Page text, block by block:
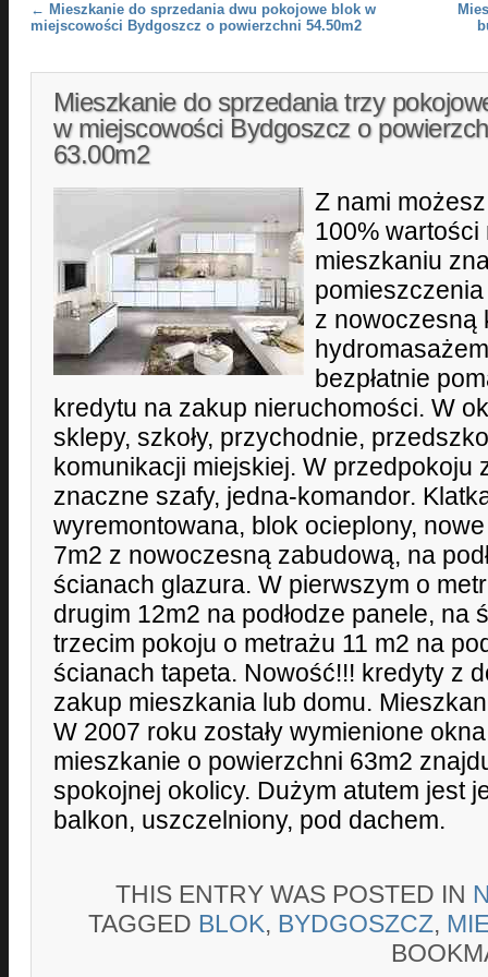
Post navigation
← Mieszkanie do sprzedania dwu pokojowe blok w
miejscowości Bydgoszcz o powierzchni 54.50m2
Mieszkanie do sprzedania trzy
w miejscowości Bydgoszcz o
63.00m2
Z nami
100%
mieszkaniu
z nowoczesną
bezpłatnie
kredytu na zakup nieruchomości. W
sklepy, szkoły, przychodnie,
komunikacji miejskiej. W przedpokoju
znaczne szafy, jedna-komandor.
wyremontowana, blok ocieplony,
7m2 z nowoczesną zabudową, na
ścianach glazura. W pierwszym o
drugim 12m2 na podłodze panele, na
trzecim pokoju o metrażu 11 m2 na
ścianach tapeta. Nowość!!! kredyty z
zakup mieszkania lub domu.
W 2007 roku zostały wymienione
mieszkanie o powierzchni 63m2
spokojnej okolicy. Dużym atutem jest
balkon, uszczelniony, pod dachem.
THIS ENTRY WAS POSTED IN
TAGGED BLOK, BYDGOSZCZ,